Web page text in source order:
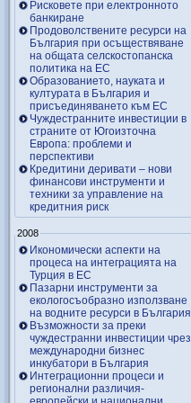
Рисковете при електронното
банкиране
Продоволствените ресурси на
България при осъществяване
на общата селскостопанска
политика на ЕС
Образованието, науката и
културата в България и
присъединяването към ЕС
Чуждестранните инвестиции в
страните от Югоизточна
Европа: проблеми и
перспективи
Кредитини деривати – нови
финансови инструменти и
техники за управление на
кредитния риск
2008
Икономически аспекти на
процеса на интеграцията на
Турция в ЕС
Пазарни инструменти за
екологосъобразно използване
на водните ресурси в България
Възможности за преки
чуждестранни инвестиции чрез
международни бизнес
инкубатори в България
Интеграционни процеси и
регионални различия-